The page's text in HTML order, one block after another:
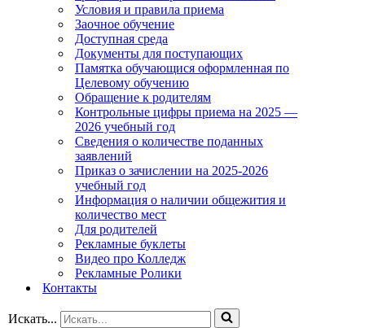
Условия и правила приема
Заочное обучение
Доступная среда
Документы для поступающих
Памятка обучающися оформленная по
Целевому обучению
Обращение к родителям
Контрольные цифры приема на 2025 —
2026 учебный год
Сведения о количестве поданных
заявлений
Приказ о зачислении на 2025-2026
учебный год
Информация о наличии общежития и
количество мест
Для родителей
Рекламные буклеты
Видео про Колледж
Рекламные Ролики
Контакты
Искать...